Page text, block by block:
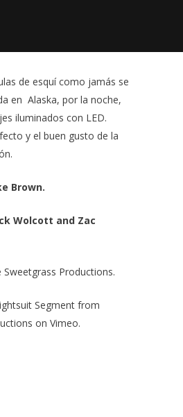
de esquí como jamás se
en Alaska, por la noche,
iluminados con LED.
y el buen gusto de la
Brown.
Wolcott and Zac
Productions.
Segment from
on Vimeo.